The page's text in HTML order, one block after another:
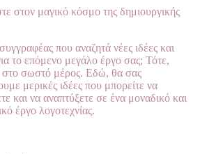
στον μαγικό κόσμο της δημιουργικής
που αναζητά νέες ιδέες και
το επόμενο μεγάλο έργο σας; Τότε,
στο σωστό μέρος. Εδώ, θα σας
μερικές ιδέες που μπορείτε να
και να αναπτύξετε σε ένα μοναδικό και
έργο λογοτεχνίας.